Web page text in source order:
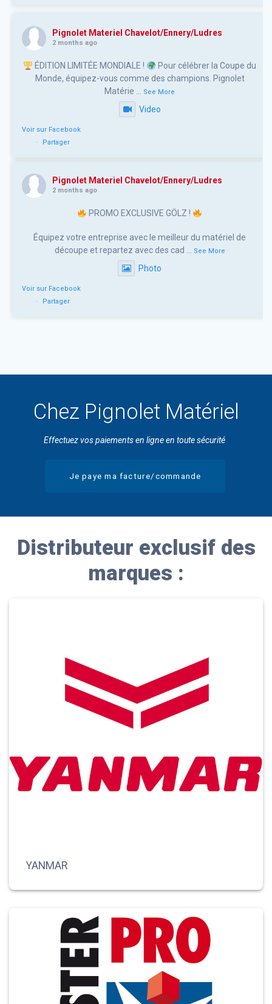
Pignolet Materiel Chavelot/Ennery/Ludres
2 months ago
ÉDITION LIMITÉE MONDIALE !
Pour célébrer la Coupe du
Monde, équipez-vous comme des champions. Pignolet
Matérie ... See More
Video
Voir sur Facebook
·
Partager
Pignolet Materiel Chavelot/Ennery/Ludres
2 months ago
PROMO EXCLUSIVE GÖLZ !
Équipez votre entreprise avec le meilleur du matériel de
découpe et repartez avec des cad ... See More
Photo
Voir sur Facebook
·
Partager
Chez Pignolet Matériel
Effectuez vos paiements en ligne en toute sécurité
Je paye ma facture/commande
Distributeur exclusif des
marques :
YANMAR